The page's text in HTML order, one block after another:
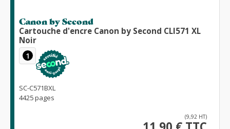
Canon by Second
Cartouche d'encre Canon by Second CLI571 XL
Noir
1
SC-C571BXL
4425 pages
(9,92 HT)